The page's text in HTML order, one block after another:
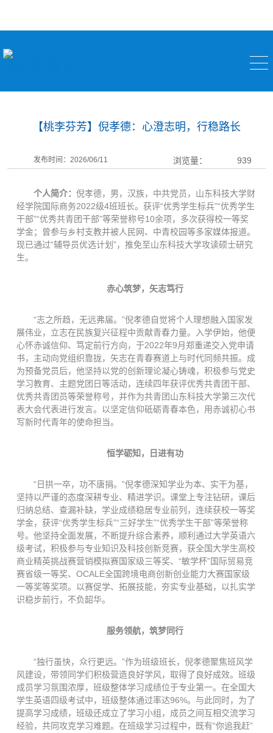
【桃李芬芳】倪孝德：心澄志明，行稳路长
发布时间：2026/06/11 浏览量： 939
个人简介： 倪孝德，男，汉族，中共党员，山东科技大学财
经学院国际商务2022级4班班长。获评“优秀学生标兵”“优秀学生
干部”“优秀共青团干部”等荣誉称号10余项，多次获得校一等奖
学金；曾参与乡村支教并被人民网、中青校园等多家媒体报道。
现已通过“辅导员优选计划”，推免至山东科技大学攻读硕士研究
生。
赤心筑梦，矢志笃行
“志之所趋，无远弗届。”倪孝德自觉将个人理想融入国家发
展伟业，立志在民族复兴征程中贡献青春力量。入学伊始，他便
心怀赤诚信仰、笃定前行方向，于2022年9月郑重递交入党申请
书，主动向党组织靠拢，矢志在青春赛道上与时代同频共振。成
为预备党员后，他坚持以党的创新理论凝心铸魂，积极参与党史
学习教育、主题党团日等活动，连续四年获评优秀共青团干部、
优秀共青团员等荣誉称号，并作为共青团山东科技大学第三次代
表大会代表进行发言。以坚定信仰砥砺青春本色，用赤诚初心书
写新时代青年的使命担当。
恒学砺知，日进有功
“日拱一卒，功不唐捐。”倪孝德深知学业为本、实干为基，
坚持以严谨的态度深耕专业、精进学识。课堂上专注钻研，课后
归纳总结、查漏补缺，学业成绩稳居专业前列，连续获校一等奖
学金，获评“优秀学生标兵”“三好学生”“优秀学生干部”等荣誉称
号。他坚持全面发展，不断提升综合素养，顺利通过大学英语六
级考试，积极参与专业知识及科技创新竞赛，获全国大学生高校
商业精英挑战赛营销模拟赛国家级三等奖、“敏学杯”国际贸易竞
赛省级一等奖、OCALE全国跨境电商创新创业能力大赛国家级
一等奖等奖项。以赛促学、拓展技能，夯实专业基础，以扎实学
识稳步前行，不负韶华。
服务领航，筑梦同行
“独行虽快，众行更远。”作为班级班长，倪孝德聚焦班风学
风建设，带领同学们积极营造良好学风，取得了良好成效。班级
成员学习氛围浓厚，班级整体学习成绩位于专业第一。在全国大
学生英语四级考试中，班级整体通过率达96%。与此同时，为了
提高学习成绩，班级还成立了学习小组，成员之间互相交流学习
经验，共同攻克学习难题。在班级学习过程中，既有“你追我赶”